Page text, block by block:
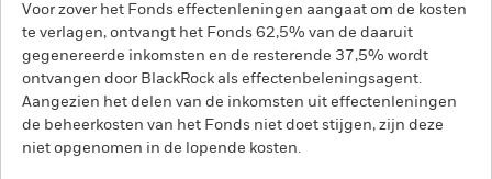
Voor zover het Fonds effectenleningen aangaat om de kosten
te verlagen, ontvangt het Fonds 62,5% van de daaruit
gegenereerde inkomsten en de resterende 37,5% wordt
ontvangen door BlackRock als effectenbeleningsagent.
Aangezien het delen van de inkomsten uit effectenleningen
de beheerkosten van het Fonds niet doet stijgen, zijn deze
niet opgenomen in de lopende kosten.